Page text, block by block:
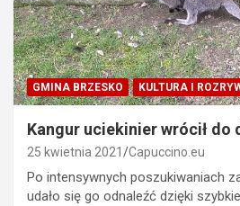
GMINA BRZESKO KULTURA I
Kangur uciekinier wrócił do
25 kwietnia 2021 Capuccino.eu
Po intensywnych poszukiwaniach
udało się go odnaleźć dzięki